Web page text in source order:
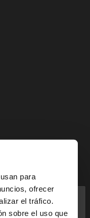
para
ofrecer
el tráfico.
sobre el uso que